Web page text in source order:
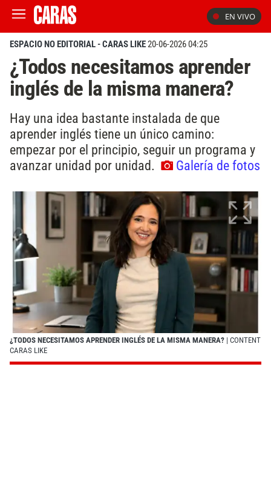
EN VIVO
ESPACIO NO EDITORIAL - CARAS LIKE20-06-2026 04:25
¿Todos necesitamos aprender
inglés de la misma manera?
Hay una idea bastante instalada de que
aprender inglés tiene un único camino:
empezar por el principio, seguir un programa y
avanzar unidad por unidad.
Galería de fotos
¿TODOS NECESITAMOS APRENDER INGLÉS DE LA MISMA MANERA? | CONTENT
CARAS LIKE